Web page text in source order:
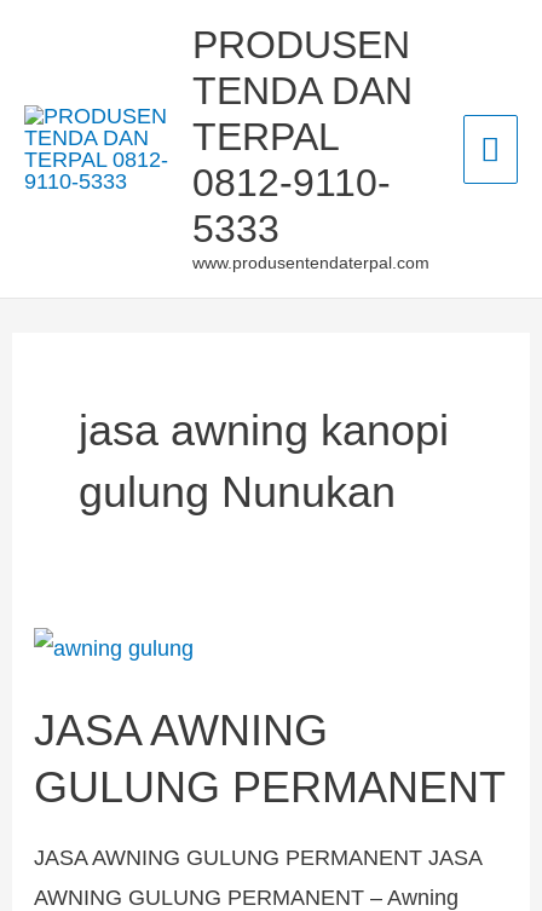
PRODUSEN
TENDA DAN
TERPAL
0812-9110-
5333
www.produsentendaterpal.com
jasa awning kanopi
gulung Nunukan
JASA AWNING
GULUNG PERMANENT
JASA AWNING GULUNG PERMANENT JASA
AWNING GULUNG PERMANENT – Awning
JASA
GULUNG